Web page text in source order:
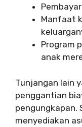
Manfaat
Program
anak
Tunjangan lain
penggantian
pengungkapan.
menyediakan